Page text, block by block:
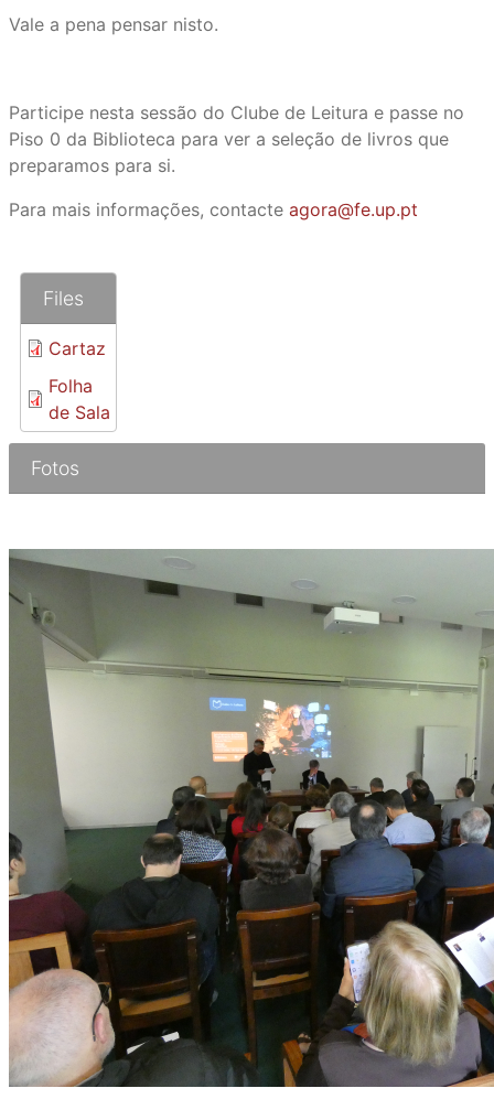
Vale a pena pensar nisto.
Participe nesta sessão do Clube de Leitura e passe no
Piso 0 da Biblioteca para ver a seleção de livros que
preparamos para si.
Para mais informações, contacte agora@fe.up.pt
Files
Cartaz
Folha
de Sala
Fotos